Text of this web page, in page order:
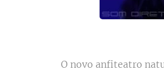
O novo anfiteatro